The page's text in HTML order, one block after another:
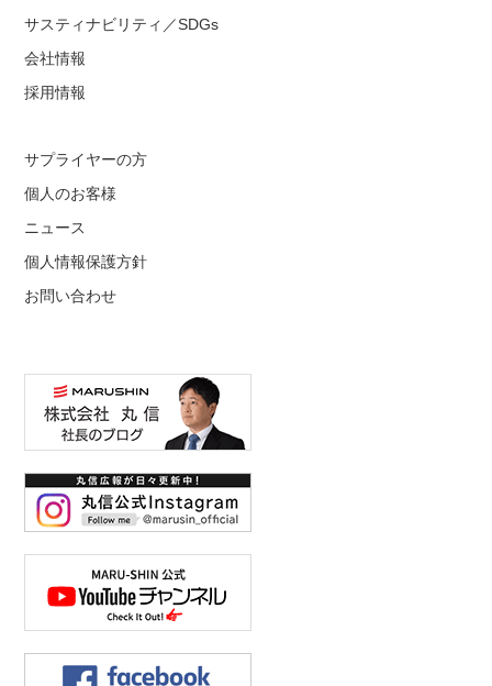
サスティナビリティ／SDGs
会社情報
採用情報
サプライヤーの方
個人のお客様
ニュース
個人情報保護方針
お問い合わせ